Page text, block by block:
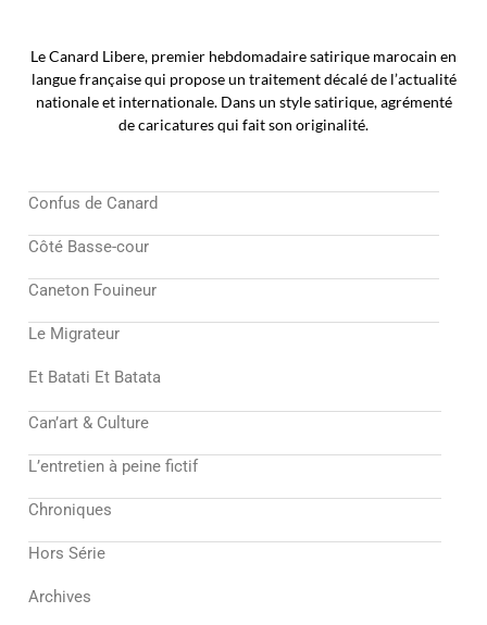
Le Canard Libere, premier hebdomadaire satirique marocain en
langue française qui propose un traitement décalé de l’actualité
nationale et internationale. Dans un style satirique, agrémenté
de caricatures qui fait son originalité.
Confus de Canard
Côté Basse-cour
Caneton Fouineur
Le Migrateur
Et Batati Et Batata
Can’art & Culture
L’entretien à peine fictif
Chroniques
Hors Série
Archives